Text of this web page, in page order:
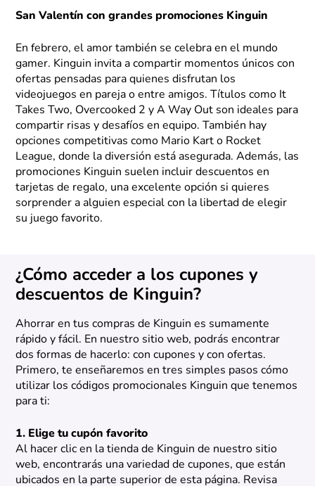
San Valentín con grandes promociones Kinguin
En febrero, el amor también se celebra en el mundo
gamer. Kinguin invita a compartir momentos únicos con
ofertas pensadas para quienes disfrutan los
videojuegos en pareja o entre amigos. Títulos como It
Takes Two, Overcooked 2 y A Way Out son ideales para
compartir risas y desafíos en equipo. También hay
opciones competitivas como Mario Kart o Rocket
League, donde la diversión está asegurada. Además, las
promociones Kinguin suelen incluir descuentos en
tarjetas de regalo, una excelente opción si quieres
sorprender a alguien especial con la libertad de elegir
su juego favorito.
¿Cómo acceder a los cupones y
descuentos de Kinguin?
Ahorrar en tus compras de Kinguin es sumamente
rápido y fácil. En nuestro sitio web, podrás encontrar
dos formas de hacerlo: con cupones y con ofertas.
Primero, te enseñaremos en tres simples pasos cómo
utilizar los códigos promocionales Kinguin que tenemos
para ti:
1. Elige tu cupón favorito
Al hacer clic en la tienda de Kinguin de nuestro sitio
web, encontrarás una variedad de cupones, que están
ubicados en la parte superior de esta página. Revisa